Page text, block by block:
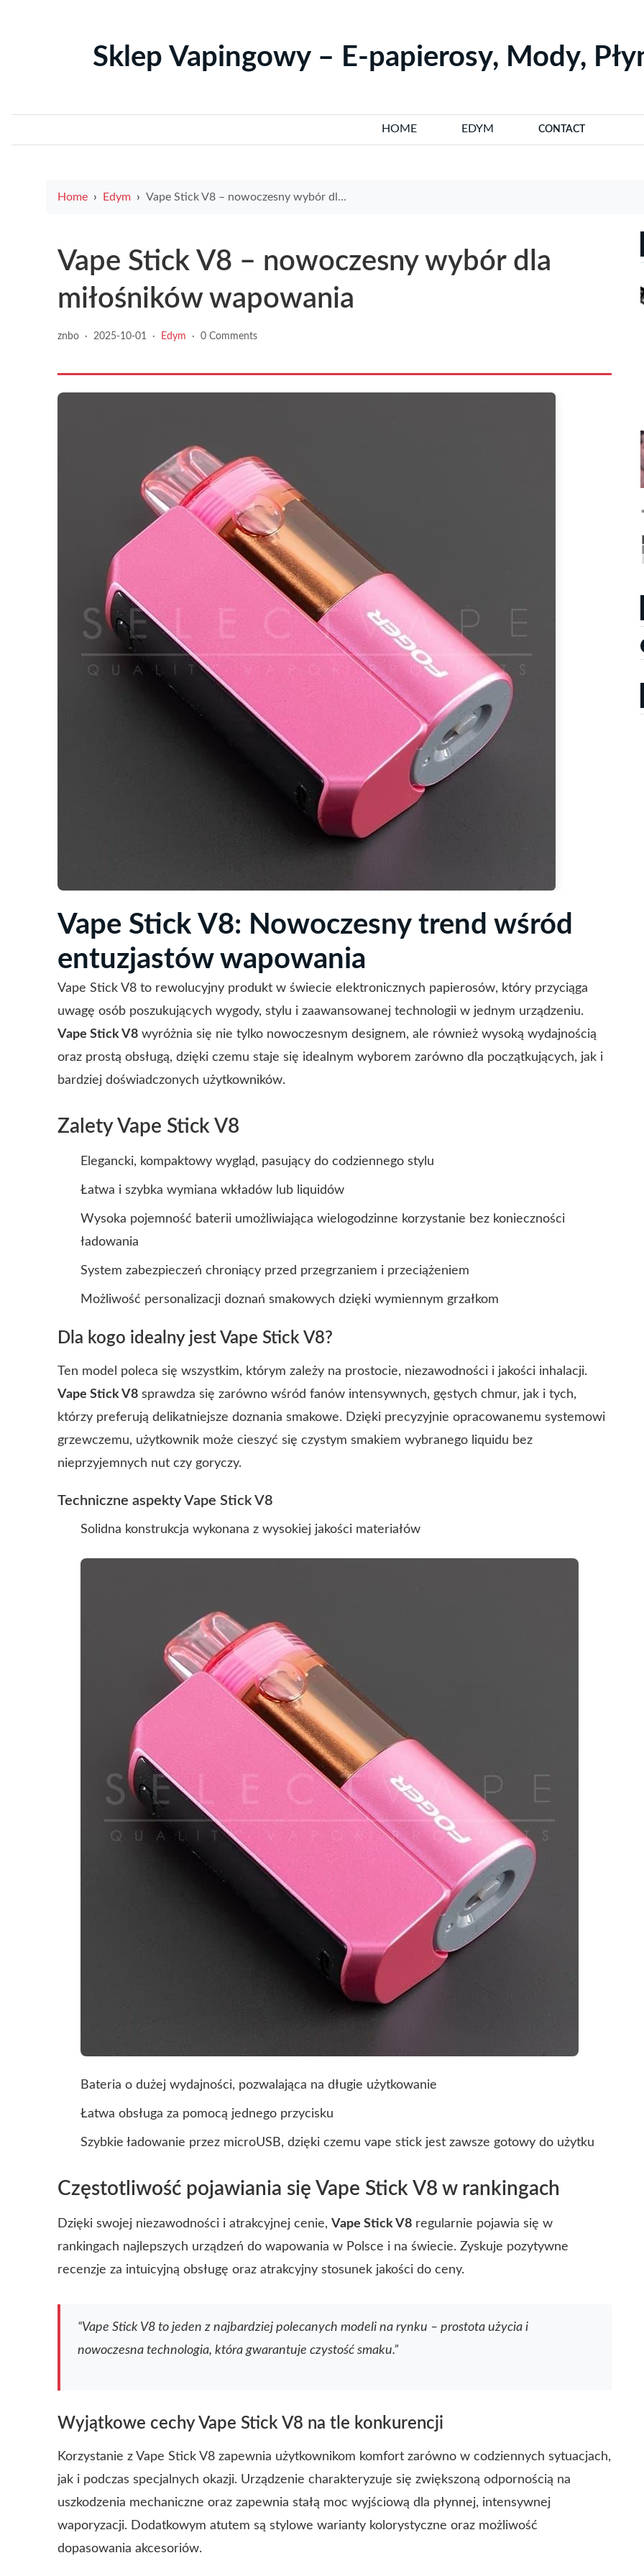
Sklep Vapingowy – E-papierosy, Mody,
HOME EDYM CONTACT
Home Edym Vape Stick V8 – nowoczesny wybór dla miłośników wapowania
Vape Stick V8 – nowoczesny wybór dla
miłośników wapowania
znbo · 2025-10-01 · Edym · 0 Comments
Vape Stick V8: Nowoczesny trend wśród
entuzjastów wapowania
Vape Stick V8 to rewolucyjny produkt w świecie elektronicznych papierosów, który przyciąga
uwagę osób poszukujących wygody, stylu i zaawansowanej technologii w jednym urządzeniu.
Vape Stick V8 wyróżnia się nie tylko nowoczesnym designem, ale również wysoką wydajnością
oraz prostą obsługą, dzięki czemu staje się idealnym wyborem zarówno dla początkujących, jak i
bardziej doświadczonych użytkowników.
Zalety Vape Stick V8
Elegancki, kompaktowy wygląd, pasujący do codziennego stylu
Łatwa i szybka wymiana wkładów lub liquidów
Wysoka pojemność baterii umożliwiająca wielogodzinne korzystanie bez konieczności
ładowania
System zabezpieczeń chroniący przed przegrzaniem i przeciążeniem
Możliwość personalizacji doznań smakowych dzięki wymiennym grzałkom
Dla kogo idealny jest Vape Stick V8?
Ten model poleca się wszystkim, którym zależy na prostocie, niezawodności i jakości inhalacji.
Vape Stick V8 sprawdza się zarówno wśród fanów intensywnych, gęstych chmur, jak i tych,
którzy preferują delikatniejsze doznania smakowe. Dzięki precyzyjnie opracowanemu systemowi
grzewczemu, użytkownik może cieszyć się czystym smakiem wybranego liquidu bez
nieprzyjemnych nut czy goryczy.
Techniczne aspekty Vape Stick V8
Solidna konstrukcja wykonana z wysokiej jakości materiałów
Bateria o dużej wydajności, pozwalająca na długie użytkowanie
Łatwa obsługa za pomocą jednego przycisku
Szybkie ładowanie przez microUSB, dzięki czemu vape stick jest zawsze gotowy do użytku
Częstotliwość pojawiania się Vape Stick V8 w rankingach
Dzięki swojej niezawodności i atrakcyjnej cenie, Vape Stick V8 regularnie pojawia się w
rankingach najlepszych urządzeń do wapowania w Polsce i na świecie. Zyskuje pozytywne
recenzje za intuicyjną obsługę oraz atrakcyjny stosunek jakości do ceny.
“Vape Stick V8 to jeden z najbardziej polecanych modeli na rynku – prostota użycia i
nowoczesna technologia, która gwarantuje czystość smaku.”
Wyjątkowe cechy Vape Stick V8 na tle konkurencji
Korzystanie z Vape Stick V8 zapewnia użytkownikom komfort zarówno w codziennych sytuacjach,
jak i podczas specjalnych okazji. Urządzenie charakteryzuje się zwiększoną odpornością na
uszkodzenia mechaniczne oraz zapewnia stałą moc wyjściową dla płynnej, intensywnej
waporyzacji. Dodatkowym atutem są stylowe warianty kolorystyczne oraz możliwość
dopasowania akcesoriów.